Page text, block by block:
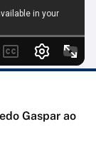
Gaspar ao